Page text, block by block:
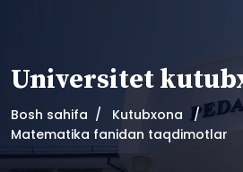
Universitet
Bosh sahifa
Kutubxona
Matematika fanidan taqdimotlar